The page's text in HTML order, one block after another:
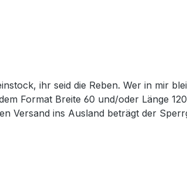
Format Breite 60 und/oder Länge
Versand ins Ausland beträgt der